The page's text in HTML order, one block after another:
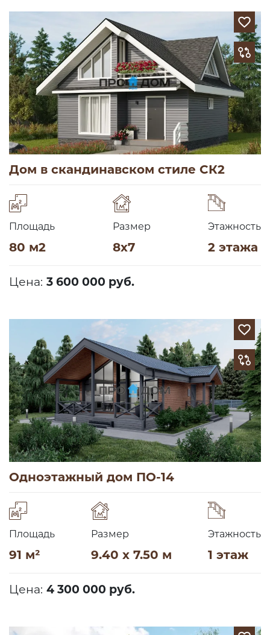
Дом в скандинавском стиле СК2
Площадь
80 м2
Размер
8х7
Этажность
2 этажа
Цена: 3 600 000 руб.
Одноэтажный дом ПО-14
Площадь
91 м²
Размер
9.40 x 7.50 м
Этажность
1 этаж
Цена: 4 300 000 руб.